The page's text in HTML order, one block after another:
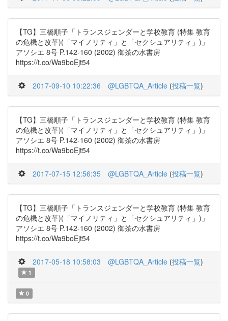
【TG】三橋順子「トランスジェンダーと学校教育 (特集 教育
の危機と改革)(「マイノリティ」と「セクシュアリティ」)」
アソシエ 8号 P.142-160 (2002) 御茶の水書房
https://t.co/Wa9boEjt54
2017-09-10 10:22:36 @LGBTQA_Article (投稿一覧)
【TG】三橋順子「トランスジェンダーと学校教育 (特集 教育
の危機と改革)(「マイノリティ」と「セクシュアリティ」)」
アソシエ 8号 P.142-160 (2002) 御茶の水書房
https://t.co/Wa9boEjt54
2017-07-15 12:56:35 @LGBTQA_Article (投稿一覧)
【TG】三橋順子「トランスジェンダーと学校教育 (特集 教育
の危機と改革)(「マイノリティ」と「セクシュアリティ」)」
アソシエ 8号 P.142-160 (2002) 御茶の水書房
https://t.co/Wa9boEjt54
2017-05-18 10:58:03 @LGBTQA_Article (投稿一覧)
1
0